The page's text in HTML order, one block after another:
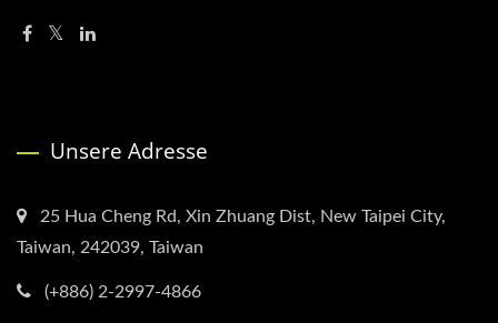
Unsere Adresse
25 Hua Cheng Rd, Xin Zhuang Dist, New Taipei City,
Taiwan, 242039, Taiwan
(+886) 2-2997-4866